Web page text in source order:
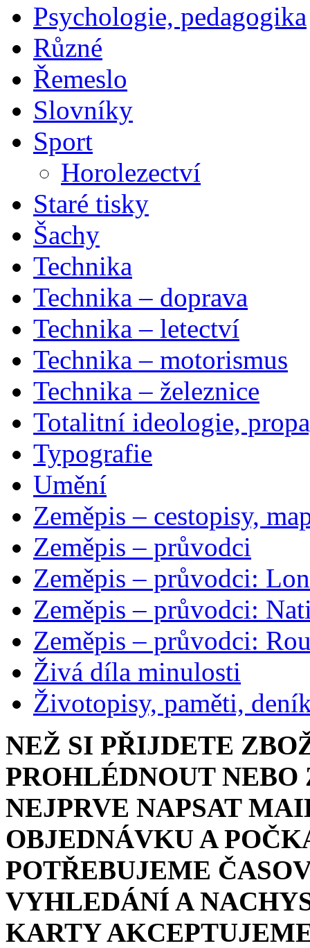
Psychologie, pedagogika
Různé
Řemeslo
Slovníky
Sport
Horolezectví
Staré tisky
Šachy
Technika
Technika – doprava
Technika – letectví
Technika – motorismus
Technika – železnice
Totalitní ideologie,
Typografie
Umění
Zeměpis – cestopisy,
Zeměpis – průvodci
Zeměpis – průvodci:
Zeměpis – průvodci:
Zeměpis – průvodci:
Živá díla minulosti
Životopisy, paměti,
NEŽ SI PŘIJDETE
PROHLÉDNOUT
NEJPRVE NAPSAT
OBJEDNÁVKU A
POTŘEBUJEME
VYHLEDÁNÍ A
KARTY